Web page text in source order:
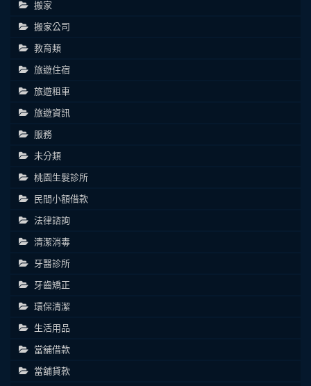
搬家
搬家公司
教育類
旅遊住宿
旅遊租車
旅遊資訊
服務
未分類
桃園生髮診所
民間小額借款
法律諮詢
清潔消毒
牙醫診所
牙齒矯正
環保清潔
生活用品
當舖借款
當舖貸款